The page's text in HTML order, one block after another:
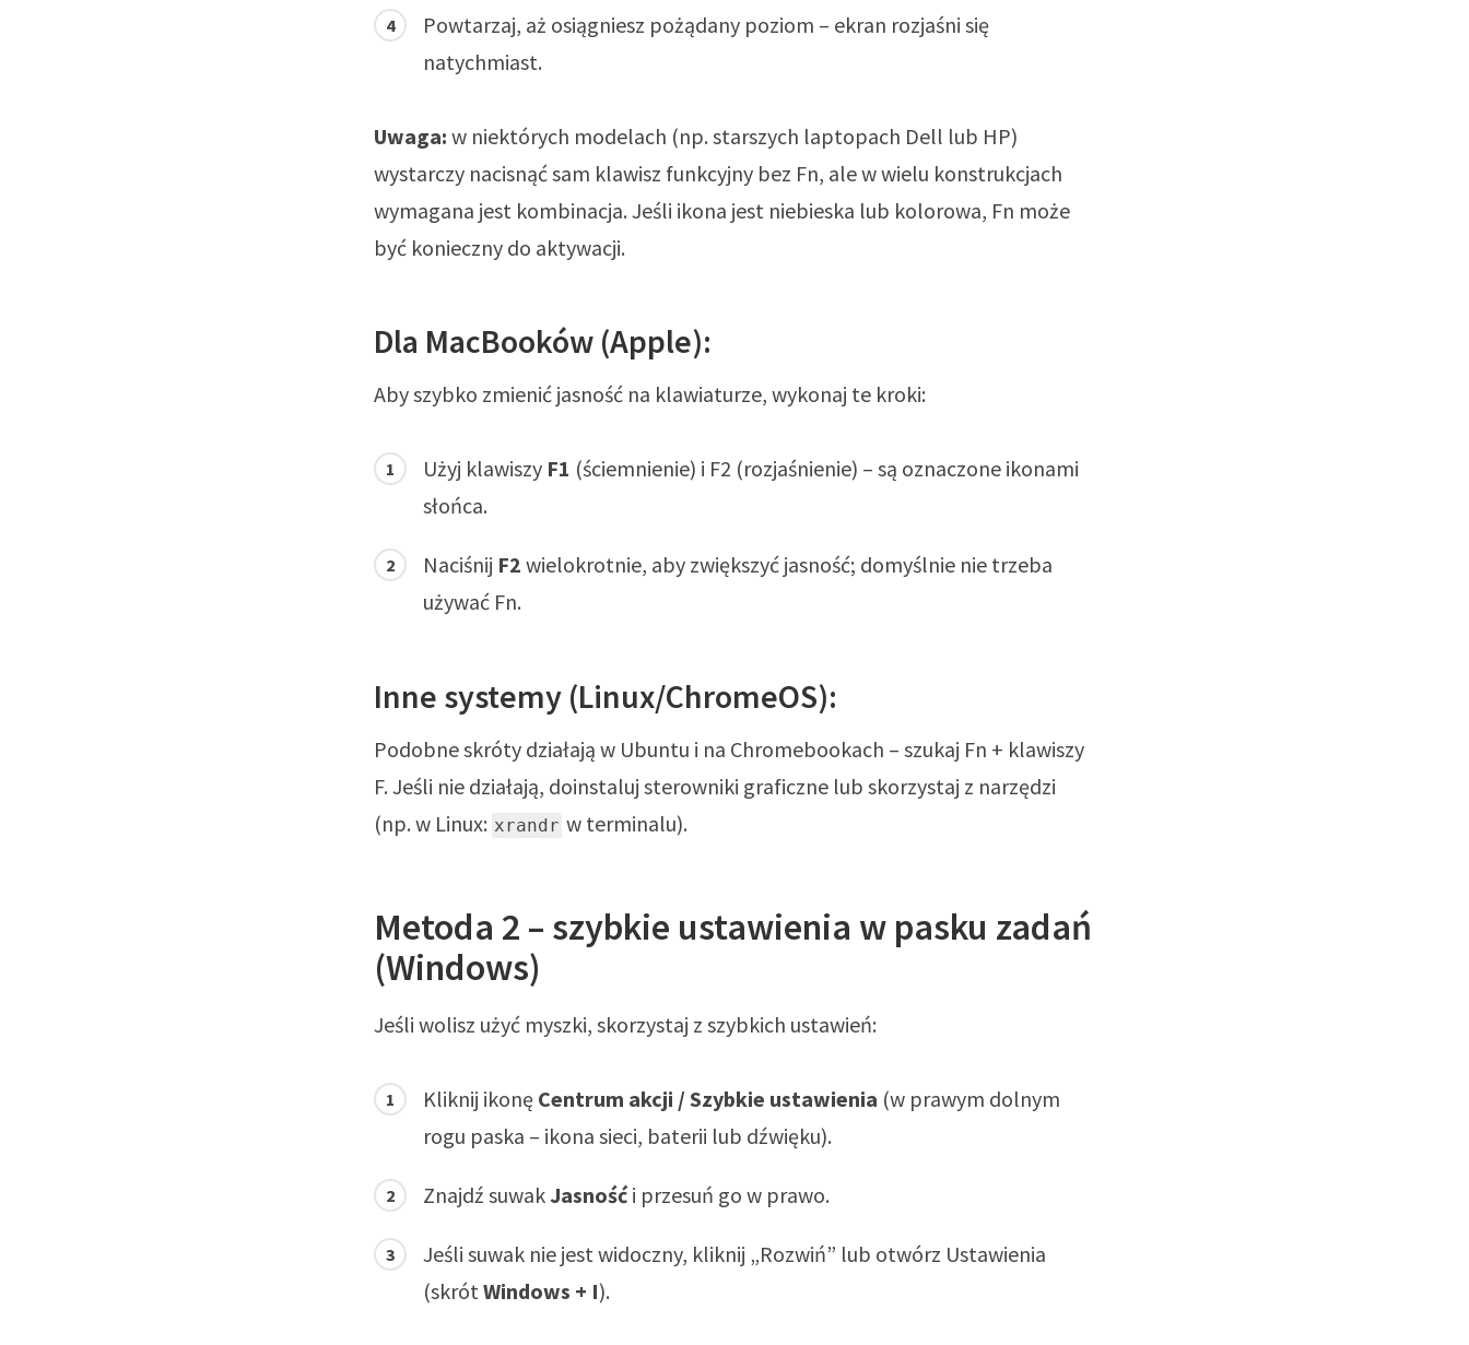
Powtarzaj, aż osiągniesz pożądany poziom – ekran rozjaśni się
natychmiast.
Uwaga: w niektórych modelach (np. starszych laptopach Dell lub HP)
wystarczy nacisnąć sam klawisz funkcyjny bez Fn, ale w wielu konstrukcjach
wymagana jest kombinacja. Jeśli ikona jest niebieska lub kolorowa, Fn może
być konieczny do aktywacji.
Dla MacBooków (Apple):
Aby szybko zmienić jasność na klawiaturze, wykonaj te kroki:
Użyj klawiszy F1 (ściemnienie) i F2 (rozjaśnienie) – są oznaczone ikonami
słońca.
Naciśnij F2 wielokrotnie, aby zwiększyć jasność; domyślnie nie trzeba
używać Fn.
Inne systemy (Linux/ChromeOS):
Podobne skróty działają w Ubuntu i na Chromebookach – szukaj Fn + klawiszy
F. Jeśli nie działają, doinstaluj sterowniki graficzne lub skorzystaj z narzędzi
(np. w Linux: xrandr w terminalu).
Metoda 2 – szybkie ustawienia w pasku zadań
(Windows)
Jeśli wolisz użyć myszki, skorzystaj z szybkich ustawień:
Kliknij ikonę Centrum akcji / Szybkie ustawienia (w prawym dolnym
rogu paska – ikona sieci, baterii lub dźwięku).
Znajdź suwakJasnośći przesuń go w prawo.
Jeśli suwak nie jest widoczny, kliknij „Rozwiń” lub otwórz Ustawienia
(skrótWindows + I).